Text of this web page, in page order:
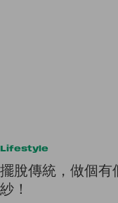
Lifestyle
擺脫傳統，做個
紗！